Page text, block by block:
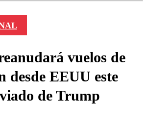
vuelos de
desde EEUU este
de Trump